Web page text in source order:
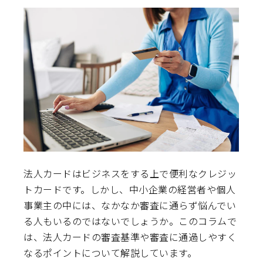
法人カードはビジネスをする上で便利なクレジッ
トカードです。しかし、中小企業の経営者や個人
事業主の中には、なかなか審査に通らず悩んでい
る人もいるのではないでしょうか。このコラムで
は、法人カードの審査基準や審査に通過しやすく
なるポイントについて解説しています。